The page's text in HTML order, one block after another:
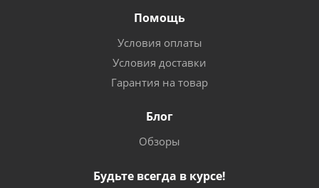
Помощь
Условия оплаты
Условия доставки
Гарантия на товар
Блог
Обзоры
Будьте всегда в курсе!